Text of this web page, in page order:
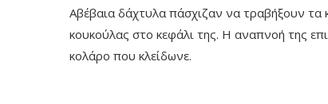
Αβέβαια δάχτυλα πάσχιζαν να τραβήξουν
κουκούλας στο κεφάλι της. Η αναπνοή της
κολάρο που κλείδωνε.